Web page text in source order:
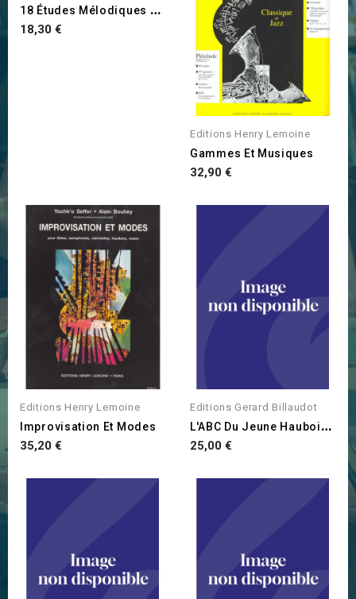
1
8 Études Mélodiques Et...
Prix
18,30 €
Editions Henry Lemoine
Gammes Et Musiques
Prix
32,90 €
Editions Henry Lemoine
Improvisation Et Modes
Prix
35,20 €
Editions Gerard Billaudot
L
'ABC Du Jeune Hauboiste...
Prix
25,00 €